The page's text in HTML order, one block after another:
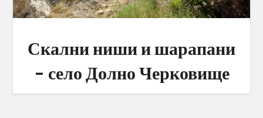
Скални ниши и шарапани
– село Долно Черковище